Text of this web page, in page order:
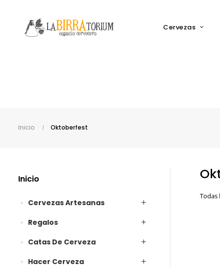
Cervezas
Inicio Oktoberfest
Inicio
Cervezas Artesanas
Regalos
Catas De Cerveza
Hacer Cerveza
Todas